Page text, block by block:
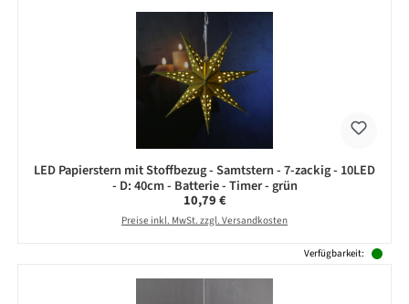
LED Papierstern mit Stoffbezug - Samtstern - 7-zackig - 10LED
- D: 40cm - Batterie - Timer - grün
Regulärer Preis:
10,79 €
Preise inkl. MwSt. zzgl. Versandkosten
Verfügbarkeit: